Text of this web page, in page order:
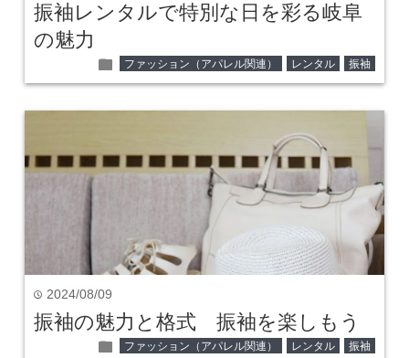
振袖レンタルで特別な日を彩る岐阜
の魅力
folder ファッション（アパレル関連） レンタル 振袖
time 2024/08/09
振袖の魅力と格式 振袖を楽しもう
folder ファッション（アパレル関連） レンタル 振袖